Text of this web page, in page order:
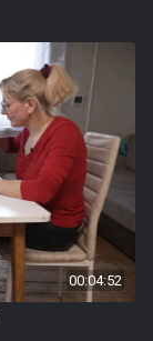
00:04:52